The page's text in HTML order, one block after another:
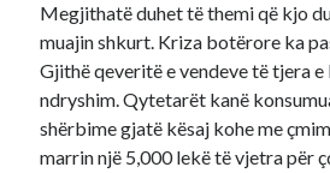
Megjithatë duhet të themi që kjo
muajin shkurt. Kriza botërore ka
Gjithë qeveritë e vendeve të tjera
ndryshim. Qytetarët kanë
shërbime gjatë kësaj kohe me
marrin një 5,000 lekë të vjetra për